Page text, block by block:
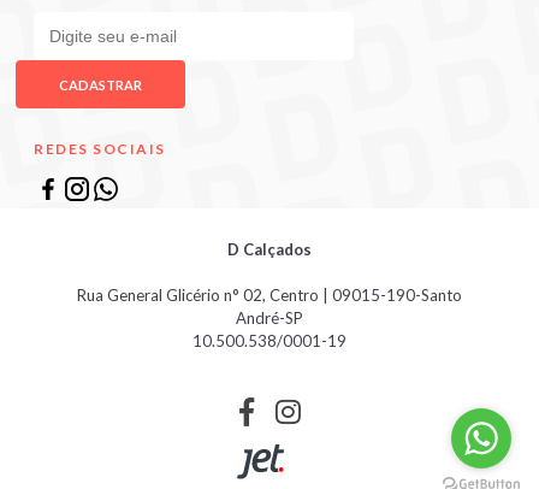
CADASTRAR
REDES SOCIAIS
D Calçados
Rua General Glicério n° 02, Centro | 09015-190-Santo
André-SP
10.500.538/0001-19